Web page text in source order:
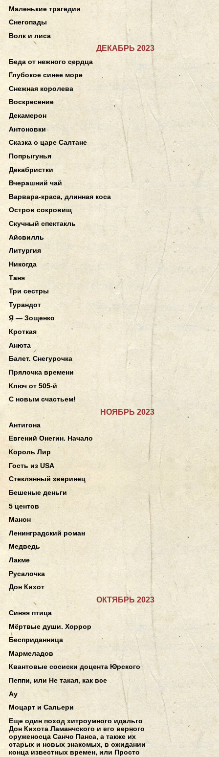
Маленькие трагедии
Снегопады
Волк и лиса
ДЕКАБРЬ 2023
Беда от нежного сердца
Глубокое синее море
Снежная королева
Воскресение
Декамерон
Антоновки
Сказка о царе Салтане
Попрыгунья
Декабристки
Вчерашний чай
Варвара-краса, длинная коса
Остров сокровищ
Скучный спектакль
Айсвилль
Литургия
Никогда
Таня
Три сестры
Турандот
Я — Зощенко
Кроткая
Анюта
Балет. Снегурочка
Прялочка времени
Ключ от 505-й
С новым счастьем!
НОЯБРЬ 2023
Антигона
Евгений Онегин. Начало
Король Лир
Гость из USA
Стеклянный зверинец
Бешеные деньги
5 центов
Манон
Ленинградский роман
Медведь
Лакме
Русалочка
Дон Кихот
ОКТЯБРЬ 2023
Синяя птица
Мёртвые души. Хоррор
Бесприданница
Мармеладов
Квантовые сосиски доцента Юрского
Пеппи, или Не такая, как все
Ау
Моцарт и Сальери
Еще один поход хитроумного идальго
Дон Кихота Ламанчского и его верного
оруженосца Санчо Панса, а также их
старых и новых знакомых, в ожидании
конца известных времен, или Просто